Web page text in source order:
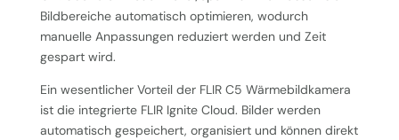
Bildbereiche automatisch optimieren, wodurch
manuelle Anpassungen reduziert werden und Zeit
gespart wird.
Ein wesentlicher Vorteil der FLIR C5 Wärmebildkamera
ist die integrierte FLIR Ignite Cloud. Bilder werden
automatisch gespeichert, organisiert und können direkt